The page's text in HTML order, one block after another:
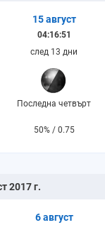
15 август
04:16:51
след 13 дни
Последна четвърт
50% / 0.75
2017 г.
6 август